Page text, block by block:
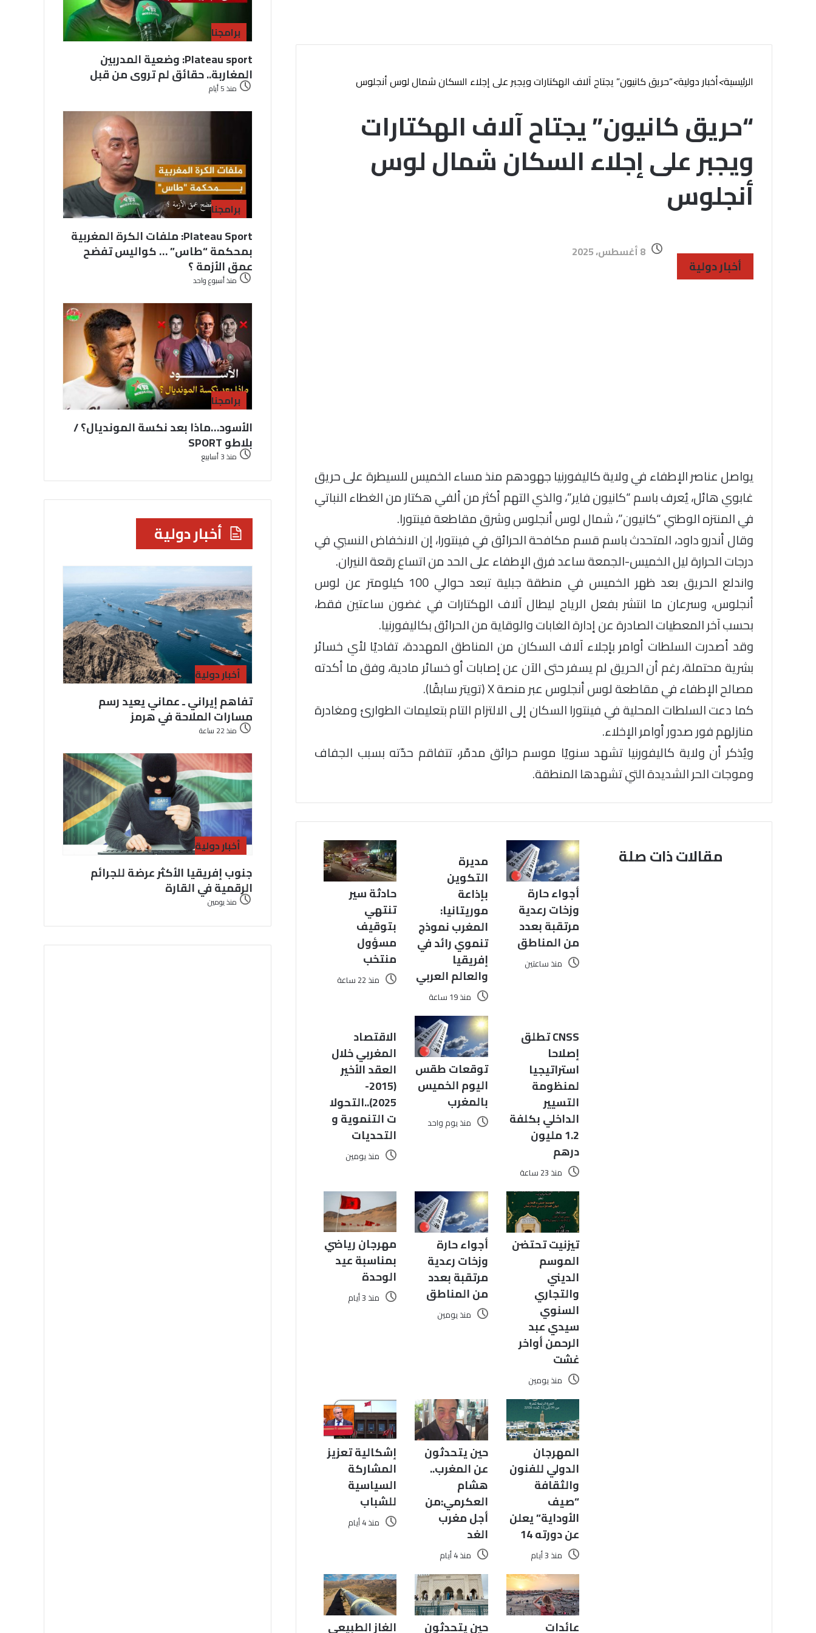
الرئيسية>أخبار دولية>“حريق كانيون” يجتاح آلاف الهكتارات ويجبر على إجلاء السكان شمال لوس أنجلوس
“حريق كانيون” يجتاح آلاف الهكتارات
ويجبر على إجلاء السكان شمال لوس
أنجلوس
أخبار دولية
8 أغسطس، 2025
يواصل عناصر الإطفاء في ولاية كاليفورنيا جهودهم منذ مساء الخميس للسيطرة على حريق
غابوي هائل، يُعرف باسم “كانيون فاير”، والذي التهم أكثر من ألفي هكتار من الغطاء النباتي
في المنتزه الوطني “كانيون”، شمال لوس أنجلوس وشرق مقاطعة فينتورا.
وقال أندرو داود، المتحدث باسم قسم مكافحة الحرائق في فينتورا، إن الانخفاض النسبي في
درجات الحرارة ليل الخميس-الجمعة ساعد فرق الإطفاء على الحد من اتساع رقعة النيران.
واندلع الحريق بعد ظهر الخميس في منطقة جبلية تبعد حوالي 100 كيلومتر عن لوس
أنجلوس، وسرعان ما انتشر بفعل الرياح ليطال آلاف الهكتارات في غضون ساعتين فقط،
بحسب آخر المعطيات الصادرة عن إدارة الغابات والوقاية من الحرائق بكاليفورنيا.
وقد أصدرت السلطات أوامر بإجلاء آلاف السكان من المناطق المهددة، تفاديًا لأي خسائر
بشرية محتملة، رغم أن الحريق لم يسفر حتى الآن عن إصابات أو خسائر مادية، وفق ما أكدته
مصالح الإطفاء في مقاطعة لوس أنجلوس عبر منصة X (تويتر سابقًا).
كما دعت السلطات المحلية في فينتورا السكان إلى الالتزام التام بتعليمات الطوارئ ومغادرة
منازلهم فور صدور أوامر الإخلاء.
ويُذكر أن ولاية كاليفورنيا تشهد سنويًا موسم حرائق مدمّر، تتفاقم حدّته بسبب الجفاف
وموجات الحر الشديدة التي تشهدها المنطقة.
مقالات ذات صلة
أجواء حارة
وزخات رعدية
مرتقبة بعدد
من المناطق
منذ ساعتين
مديرة
التكوين
بإذاعة
موريتانيا:
المغرب نموذج
تنموي رائد في
إفريقيا
والعالم العربي
منذ 19 ساعة
حادثة سير
تنتهي
بتوقيف
مسؤول
منتخب
منذ 22 ساعة
CNSS تطلق
إصلاحا
استراتيجيا
لمنظومة
التسيير
الداخلي بكلفة
1.2 مليون
درهم
منذ 23 ساعة
توقعات طقس
اليوم الخميس
بالمغرب
منذ يوم واحد
الاقتصاد
المغربي خلال
العقد الأخير
(2015-
2025)..التحولا
ت التنموية و
التحديات
منذ يومين
تيزنيت تحتضن
الموسم
الديني
والتجاري
السنوي
سيدي عبد
الرحمن أواخر
غشت
منذ يومين
أجواء حارة
وزخات رعدية
مرتقبة بعدد
من المناطق
منذ يومين
مهرجان رياضي
بمناسبة عيد
الوحدة
منذ 3 أيام
المهرجان
الدولي للفنون
والثقافة
“صيف
الأوداية” يعلن
عن دورته 14
منذ 3 أيام
حين يتحدثون
عن المغرب..
هشام
العكرمي:من
أجل مغرب
الغد
منذ 4 أيام
إشكالية تعزيز
المشاركة
السياسية
للشباب
منذ 4 أيام
عائدات حين يتحدثون الغاز الطبيعي
برامجنا
Plateau sport: وضعية المدربين
المغاربة.. حقائق لم تروى من قبل
منذ 5 أيام
برامجنا
Plateau Sport: ملفات الكرة المغربية
بمحكمة “طاس” … كواليس تفضح
عمق الأزمة ؟
منذ أسبوع واحد
برامجنا
الأسود…ماذا بعد نكسة المونديال؟ /
بلاطو SPORT
منذ 3 أسابيع
أخبار دولية
أخبار دولية
تفاهم إيراني ـ عماني يعيد رسم
مسارات الملاحة في هرمز
منذ 22 ساعة
أخبار دولية
جنوب إفريقيا الأكثر عرضة للجرائم
الرقمية في القارة
منذ يومين